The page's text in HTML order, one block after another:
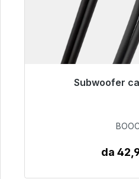
Subwoofer
Pronto per la
da